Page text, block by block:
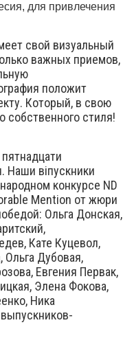
для привлечения
свой визуальный
важных приемов,
положит
Который, в свою
собственного стиля!
Наши віпускники
конкурсе ND
Mention от жюри
Ольга Донская,
Кате Куцевол,
Дубовая,
Евгения Первак,
Элена Фокова,
Ника